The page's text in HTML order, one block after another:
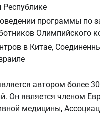
программы по
Олимпийского
в Китае,
автором более
Он является членом
медицины,